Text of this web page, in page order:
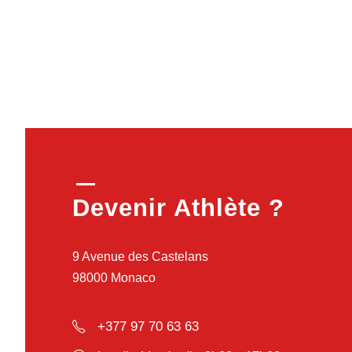
Devenir Athlète ?
9 Avenue des Castelans
98000 Monaco
+377 97 70 63 63